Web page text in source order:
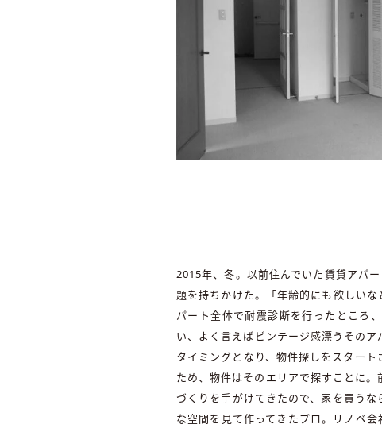
2015年、冬。以前住んでいた賃貸アパ
題を持ちかけた。「年齢的にも欲しい
パート全体で耐震診断を行ったところ
い、よく言えばビンテージ感漂うその
タイミングとなり、物件探しをスター
ため、物件はそのエリアで探すことに
づくりを手がけてきたので、家を買う
な空間を見て作ってきたプロ。リノベ